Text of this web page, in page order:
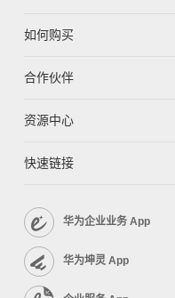
如何购买
合作伙伴
资源中心
快速链接
华为企业业务 App
华为坤灵 App